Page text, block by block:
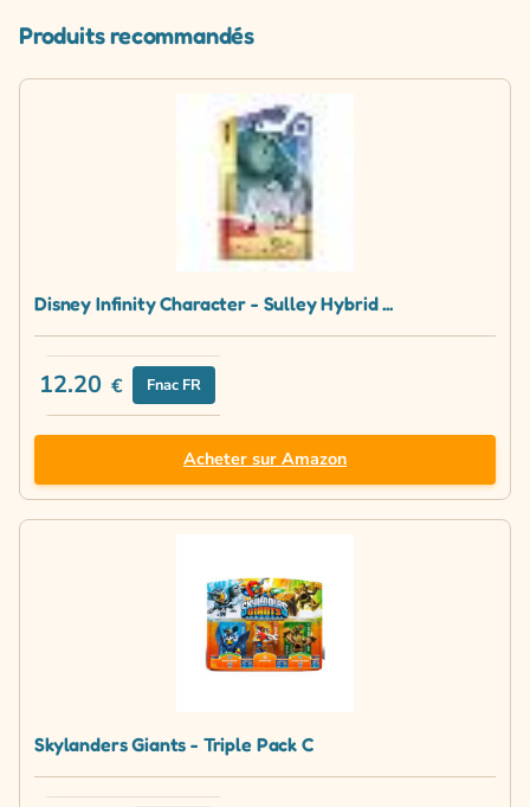
Produits recommandés
Disney Infinity Character - Sulley Hybrid ...
12.20 € Fnac FR
Acheter sur Amazon
Skylanders Giants - Triple Pack C